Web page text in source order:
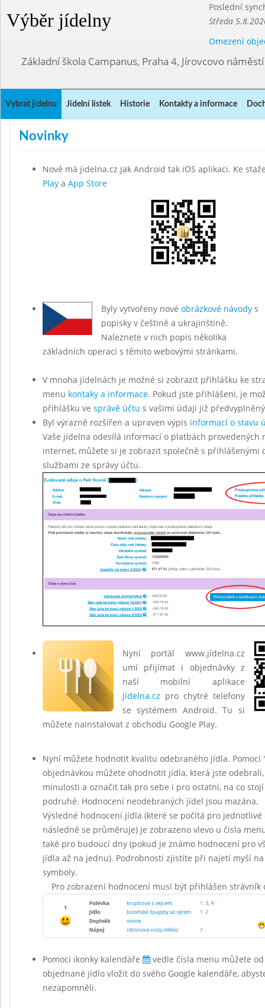
Výběr jídelny
Poslední
Středa
Omezení
Základní škola Campanus, Praha 4, Jírovcovo
Vybrat jídelnu Jídelní lístek Historie Kontakty a informace
Novinky
Nově má jidelna.cz jak Android tak iOS aplikaci. Ke
Play a App Store
Byly vytvořeny nové obrázkové návodys
popisky v češtině a ukrajinštině.
Naleznete v nich popis několika
základních operací s těmito webovými stránkami.
V mnoha jídelnách je možné si zobrazit přihlášku ke
menu kontaky a informace. Pokud jste přihlášeni, je
přihlášku ve správě účtu s vašimi údaji již
Byl výrazně rozšířen a upraven výpis informací o stavu
Vaše jídelna odesílá informací o platbách provedených
internet, můžete si je zobrazit společně s přihlášenými
službami ze správy účtu.
Nyní portál www.jídelna.cz
umí přijímat i objednávky z
naší mobilní aplikace
Jídelna.cz pro chytré telefony
se systémem Android. Tu si
můžete nainstalovat z obchodu Google Play.
Nyní můžete hodnotit kvalitu odebraného jídla. Pomocí
objednávkou můžete ohodnotit jídla, která jste
minulosti a označit tak pro sebe i pro ostatní, na co
podruhé. Hodnocení neodebraných jídel jsou mazána.
Výsledné hodnocení jídla (které se počítá pro jednotlivé
následně se průměruje) je zobrazeno vlevo u čísla
také pro budoucí dny (pokud je známo hodnocení pro
jídla až na jednu). Podrobnosti zjistíte při najetí myší
symboly.
Pro zobrazení hodnocení musí být přihlášen strávník
Pomocí ikonky kalendáře
vedle čísla menu můžete
objednané jídlo vložit do svého Google kalendáře,
nezapomněli.